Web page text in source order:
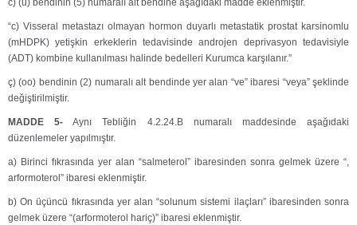
c) (u) bendinin (5) numaralı alt bendine aşağıdaki madde eklenmiştir.
“c) Visseral metastazı olmayan hormon duyarlı metastatik prostat karsinomlu
(mHDPK) yetişkin erkeklerin tedavisinde androjen deprivasyon tedavisiyle
(ADT) kombine kullanılması halinde bedelleri Kurumca karşılanır.”
ç) (oo) bendinin (2) numaralı alt bendinde yer alan “ve” ibaresi “veya” şeklinde
değiştirilmiştir.
MADDE 5- Aynı Tebliğin 4.2.24.B numaralı maddesinde aşağıdaki
düzenlemeler yapılmıştır.
a) Birinci fıkrasında yer alan “salmeterol” ibaresinden sonra gelmek üzere “,
arformoterol” ibaresi eklenmiştir.
b) On üçüncü fıkrasında yer alan “solunum sistemi ilaçları” ibaresinden sonra
gelmek üzere “(arformoterol hariç)” ibaresi eklenmiştir.